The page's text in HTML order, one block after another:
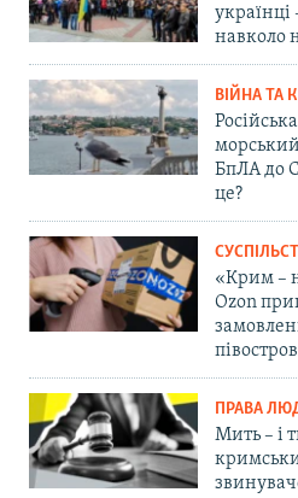
українці
навколо
ВІЙНА ТА
БпЛА до
це?
«Крим –
Ozon
ПРАВА
Мить – і